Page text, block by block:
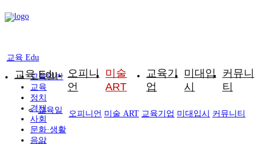
교육 Edu
교육일
오피니
언
미술
ART
교육기
업
미대입
시
커뮤니
티
교육 Edu
교육일반
교육
정치
경제
사회
문화·생활
음악
오피니언 미술 ART 교육기업 미대입시 커뮤니티